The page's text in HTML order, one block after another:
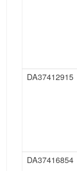
DA37412915
DA37416854